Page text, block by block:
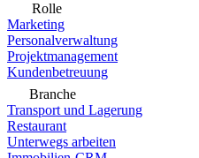
Rolle
Marketing
Personalverwaltung
Projektmanagement
Kundenbetreuung
Branche
Transport und Lagerung
Restaurant
Unterwegs arbeiten